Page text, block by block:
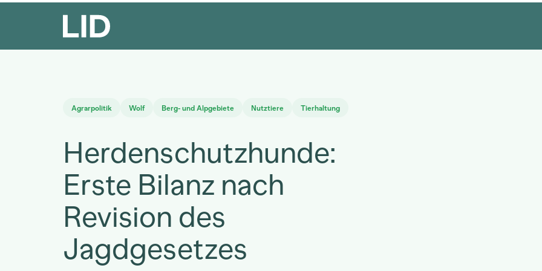
Agrarpolitik Wolf Berg- und Alpgebiete Nutztiere Tierhaltung
Herdenschutzhunde:
Erste Bilanz nach
Revision des
Jagdgesetzes